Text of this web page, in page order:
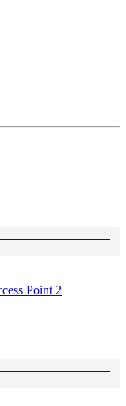
Point 2